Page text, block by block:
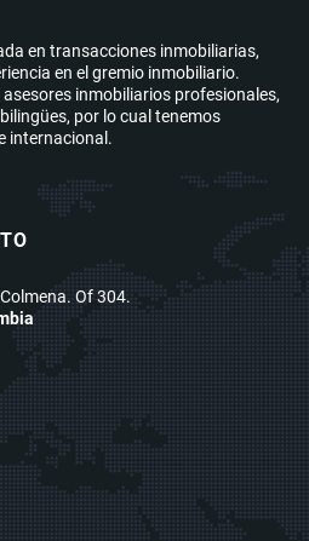
en transacciones inmobiliarias,
en el gremio inmobiliario.
inmobiliarios profesionales,
por lo cual tenemos
internacional.
Of 304.